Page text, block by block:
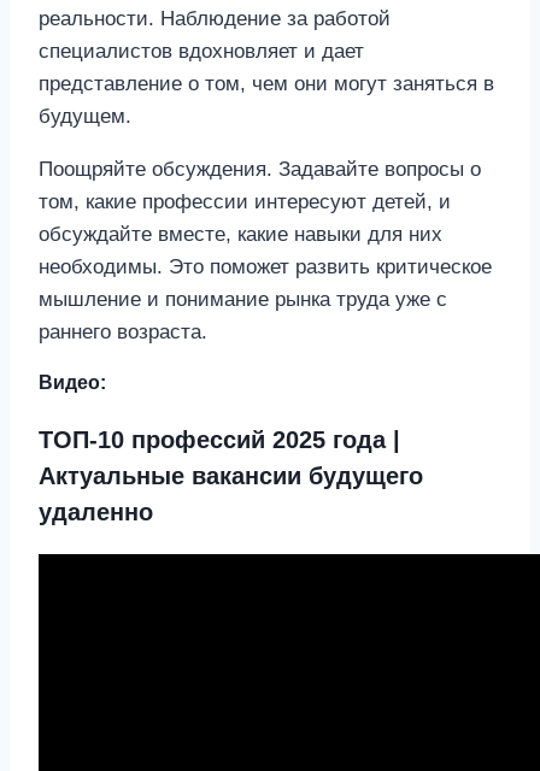
реальности. Наблюдение за работой
специалистов вдохновляет и дает
представление о том, чем они могут заняться в
будущем.
Поощряйте обсуждения. Задавайте вопросы о
том, какие профессии интересуют детей, и
обсуждайте вместе, какие навыки для них
необходимы. Это поможет развить критическое
мышление и понимание рынка труда уже с
раннего возраста.
Видео:
ТОП-10 профессий 2025 года |
Актуальные вакансии будущего
удаленно